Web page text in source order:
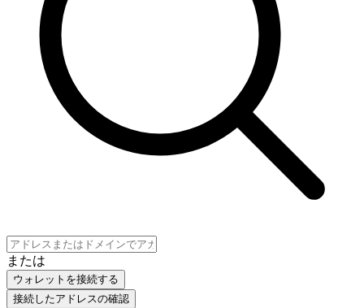
または
ウォレットを接続する
接続したアドレスの確認